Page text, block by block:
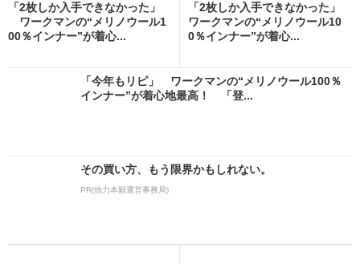
「2枚しか入手できなかった」
ワークマンの“メリノウール1
00％インナー”が着心...
「2枚しか入手できなかった」
ワークマンの“メリノウール10
0％インナー”が着心...
「今年もリピ」 ワークマンの“メリノウール100％
インナー”が着心地最高！ 「登...
その買い方、もう限界かもしれない。
PR(他力本願運営事務局)